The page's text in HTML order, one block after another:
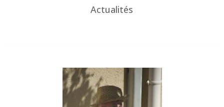
Actualités